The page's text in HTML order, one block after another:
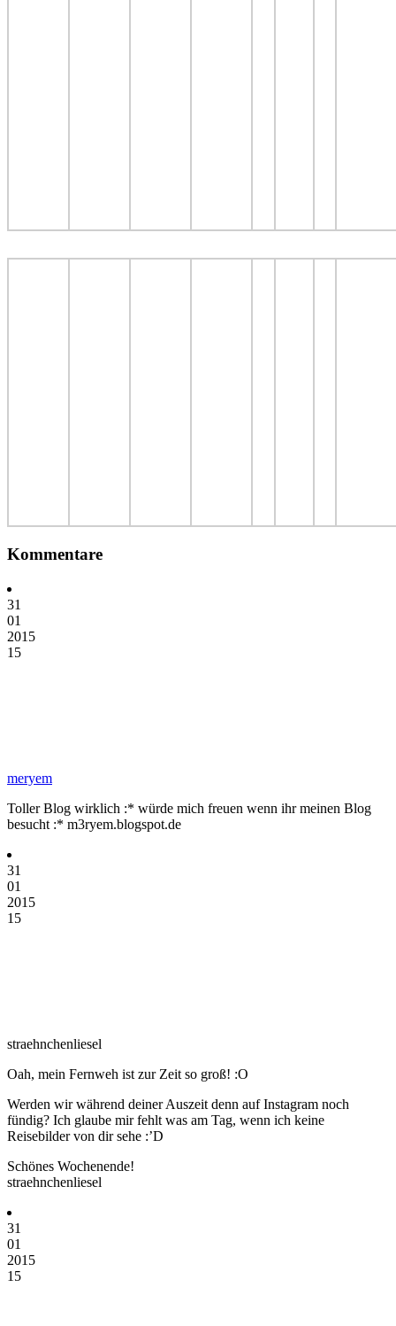
Kommentare
31
01
2015
15
meryem
Toller Blog wirklich :* würde mich freuen wenn ihr meinen Blog
besucht :* m3ryem.blogspot.de
31
01
2015
15
straehnchenliesel
Oah, mein Fernweh ist zur Zeit so groß! :O
Werden wir während deiner Auszeit denn auf Instagram noch
fündig? Ich glaube mir fehlt was am Tag, wenn ich keine
Reisebilder von dir sehe :’D
Schönes Wochenende!
straehnchenliesel
31
01
2015
15